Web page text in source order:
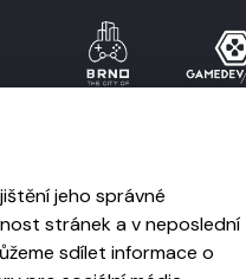
jeho správné
stránek a v neposlední
sdílet informace o